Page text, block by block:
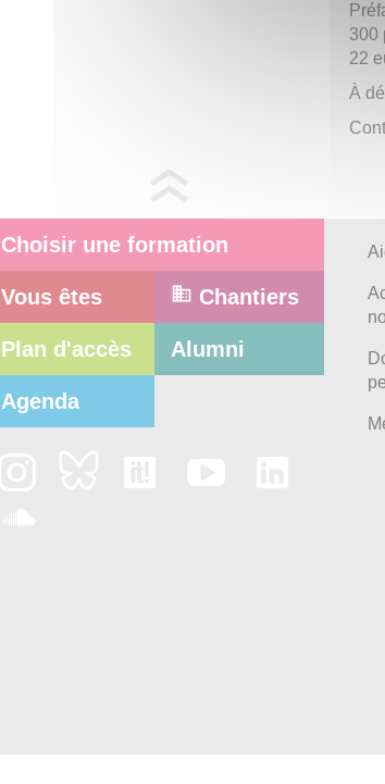
300
22
À
Choisir une formation
Vous êtes Chantiers
Plan d'accès Alumni
Agenda